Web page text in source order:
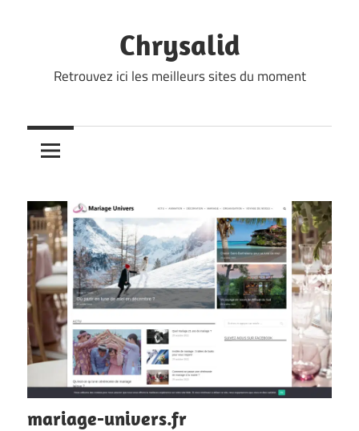
Chrysalid
Retrouvez ici les meilleurs sites du moment
mariage-univers.fr